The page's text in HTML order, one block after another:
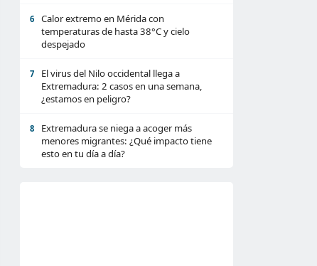
6
Calor extremo en Mérida con
temperaturas de hasta 38°C y cielo
despejado
7
El virus del Nilo occidental llega a
Extremadura: 2 casos en una semana,
¿estamos en peligro?
8
Extremadura se niega a acoger más
menores migrantes: ¿Qué impacto tiene
esto en tu día a día?